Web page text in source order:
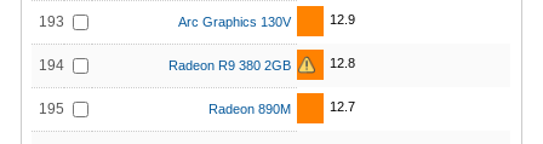
193 Arc Graphics 130V 12.9
194 Radeon R9 380 2GB 12.8
195 Radeon 890M 12.7